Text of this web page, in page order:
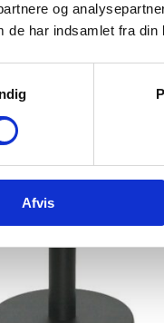
og
de har indsamlet fra din
Afvis